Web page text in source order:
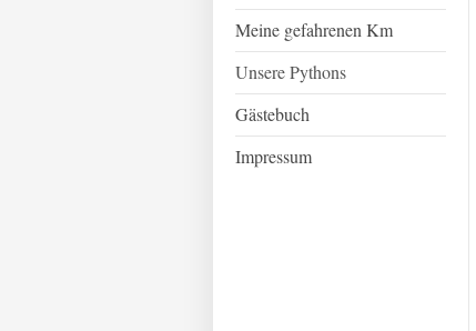
Meine gefahrenen Km
Unsere Pythons
Gästebuch
Impressum